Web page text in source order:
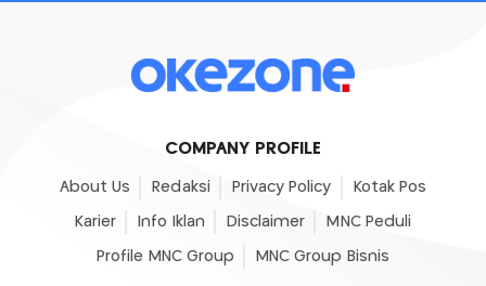
COMPANY PROFILE
About Us Redaksi Privacy Policy Kotak Pos
Karier Info Iklan Disclaimer MNC Peduli
Profile MNC Group MNC Group Bisnis